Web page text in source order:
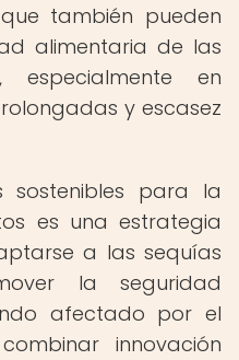
también pueden
alimentaria de las
especialmente en
y escasez
sostenibles para la
es una estrategia
a las sequías
la seguridad
afectado por el
innovación